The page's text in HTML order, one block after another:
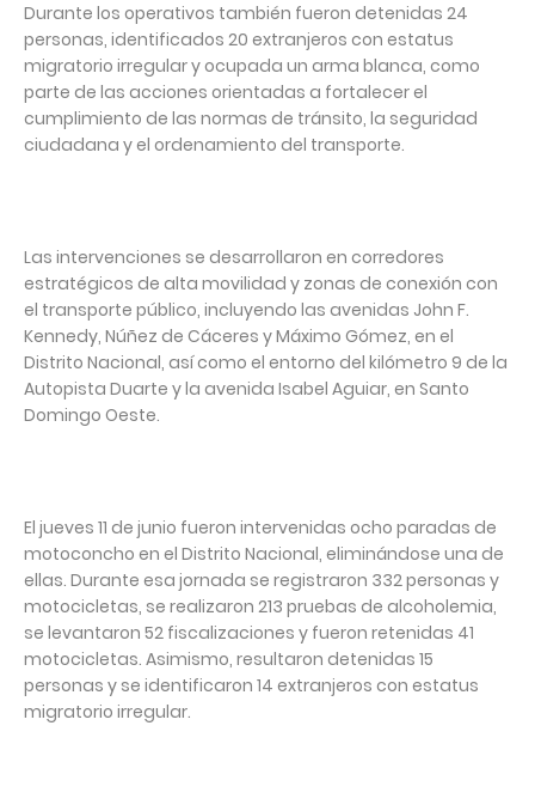
Durante los operativos también fueron detenidas 24
personas, identificados 20 extranjeros con estatus
migratorio irregular y ocupada un arma blanca, como
parte de las acciones orientadas a fortalecer el
cumplimiento de las normas de tránsito, la seguridad
ciudadana y el ordenamiento del transporte.
Las intervenciones se desarrollaron en corredores
estratégicos de alta movilidad y zonas de conexión con
el transporte público, incluyendo las avenidas John F.
Kennedy, Núñez de Cáceres y Máximo Gómez, en el
Distrito Nacional, así como el entorno del kilómetro 9 de la
Autopista Duarte y la avenida Isabel Aguiar, en Santo
Domingo Oeste.
El jueves 11 de junio fueron intervenidas ocho paradas de
motoconcho en el Distrito Nacional, eliminándose una de
ellas. Durante esa jornada se registraron 332 personas y
motocicletas, se realizaron 213 pruebas de alcoholemia,
se levantaron 52 fiscalizaciones y fueron retenidas 41
motocicletas. Asimismo, resultaron detenidas 15
personas y se identificaron 14 extranjeros con estatus
migratorio irregular.